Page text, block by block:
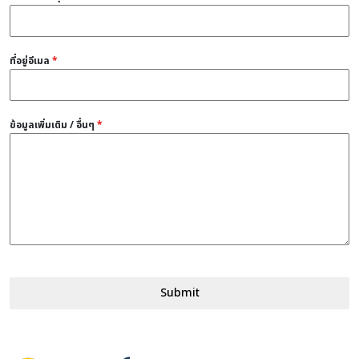
ที่อยู่อีเมล *
ข้อมูลเพิ่มเติม / อื่นๆ *
Submit